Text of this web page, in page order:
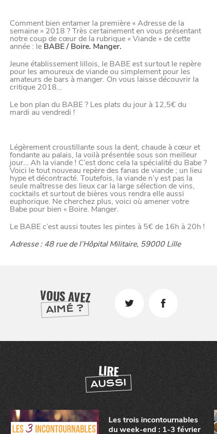
Comment bien entamer la première « Adresse de la
semaine » 2018 ? Très certainement en vous présentant
notre coup de cœur de la rubrique « Viande » de cette
année : le BABE / Boire. Manger.
Jeune établissement lillois, le BABE est surtout le repère
pour les amoureux de viande ou simplement pour les
amateurs de bars à manger. On vous laisse découvrir la
critique 2018…
Le bon plan du BABE? Les plats du jour à 12,5€ du
mardi au vendredi !
Légèrement croustillante sous la dent, chaude à cœur et
fondante au palais, la voilà présentée sous son meilleur
jour… Ah la viande ! C’est donc cela la spécialité du Babe ?
Voici le tout nouveau repère des fanas de viande ; un lieu
hype et décontracté. Toutefois, la viande n’y est pas la
seule maîtresse des lieux car la large sélection de vins,
cocktails et surtout de bières vous rendra elle aussi
euphorique. Ne cherchez plus, voici où amener votre
Babe pour bien « Boire. Manger.
Le BABE c’est aussi toutes les pintes à 5€ de 16h à 20h !
Adresse : 48 rue de l’Hôpital Militaire, 59000 Lille
VOUS AVEZ
AIMÉ ?
LIRE
AUSSI
Les trois incontournables
du week-end : 1-3 février
VIVRE
dans
confidentialité
apporter le meilleur service possible, nous utilisons
des cookies pour améliorer le site aux besoins des
visiteurs, notamment selon la fréquentation.
Nos politique de confidentialité